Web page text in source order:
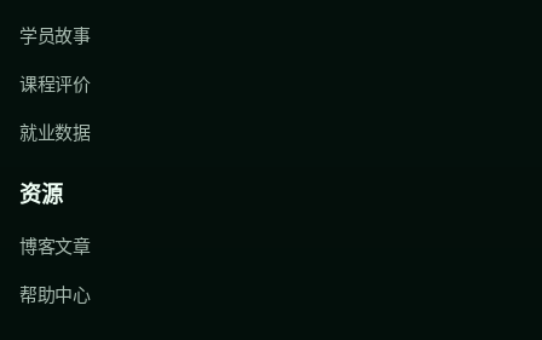
学员故事
课程评价
就业数据
资源
博客文章
帮助中心